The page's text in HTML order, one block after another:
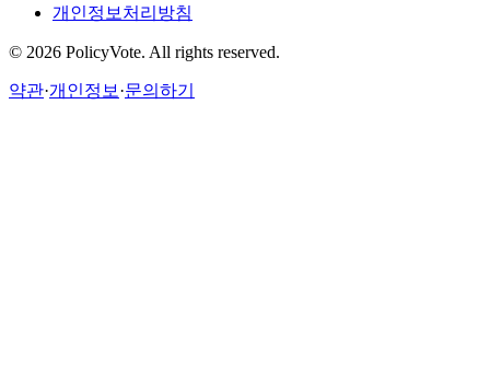
개인정보처리방침
© 2026 PolicyVote. All rights reserved.
약관·개인정보 ·문의하기